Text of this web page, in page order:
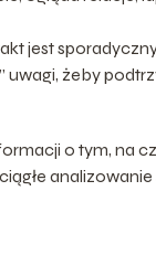
jest
uwagi, żeby
o tym, na
analizowanie